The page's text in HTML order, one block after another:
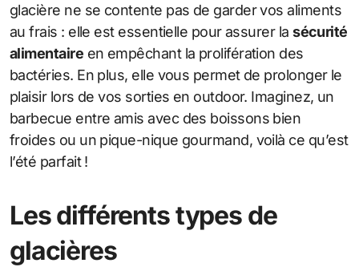
glacière ne se contente pas de garder vos aliments
au frais : elle est essentielle pour assurer lasécurité
alimentaire en empêchant la prolifération des
bactéries. En plus, elle vous permet de prolonger le
plaisir lors de vos sorties en outdoor. Imaginez, un
barbecue entre amis avec des boissons bien
froides ou un pique-nique gourmand, voilà ce qu’est
l’été parfait !
Les différents types de
glacières